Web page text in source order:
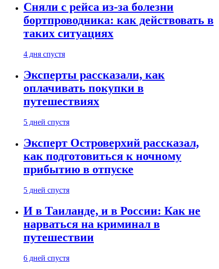
Сняли с рейса из-за болезни
бортпроводника: как действовать в
таких ситуациях
4 дня спустя
Эксперты рассказали, как
оплачивать покупки в
путешествиях
5 дней спустя
Эксперт Островерхий рассказал,
как подготовиться к ночному
прибытию в отпуске
5 дней спустя
И в Таиланде, и в России: Как не
нарваться на криминал в
путешествии
6 дней спустя